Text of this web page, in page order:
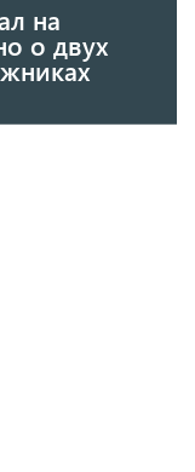
на
о двух